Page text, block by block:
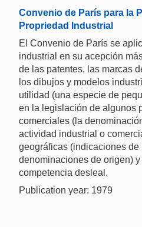
Convenio de París para la
Propriedad Industrial
El Convenio de París se
industrial en su acepción
de las patentes, las marcas
los dibujos y modelos
utilidad (una especie de
en la legislación de algunos
comerciales (la
actividad industrial o
geográficas (indicaciones de
denominaciones de origen)
competencia desleal.
Publication year: 1979